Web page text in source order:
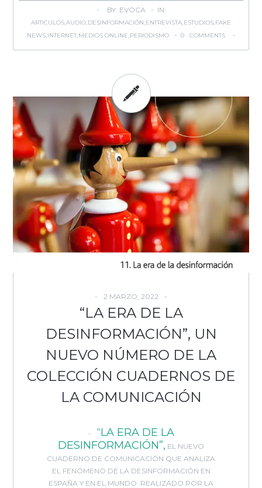
BY: EVOCA - IN:
ARTICULOS AUDIO DESINFORMACIÓN ENTREVISTA ESTUDIOS FAKE
NEWS, INTERNET, MEDIOS ONLINE PERIODISMO- 0 COMMENTS
2 MARZO, 2022
“LA ERA DE LA
DESINFORMACIÓN”, UN
NUEVO NÚMERO DE LA
COLECCIÓN CUADERNOS DE
LA COMUNICACIÓN
“LA ERA DE LA
DESINFORMACIÓN”, EL NUEVO
CUADERNO DE COMUNICACIÓN QUE ANALIZA
EL FENÓMENO DE LA DESINFORMACIÓN EN
ESPAÑA Y EN EL MUNDO. REALIZADO POR LA